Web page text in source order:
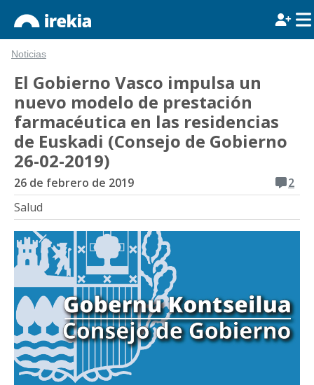
Noticias
El Gobierno Vasco impulsa un
nuevo modelo de prestación
farmacéutica en las residencias
de Euskadi (Consejo de Gobierno
26-02-2019)
26 de febrero de 2019
2
Salud